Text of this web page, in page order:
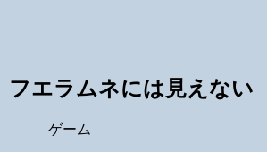
フエラムネには見えない
ゲーム